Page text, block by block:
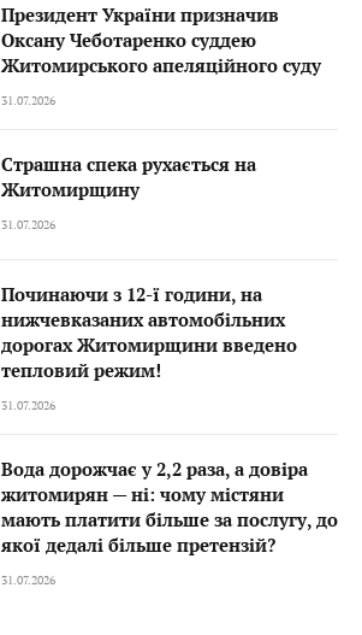
Президент України призначив
Оксану Чеботаренко суддею
Житомирського апеляційного суду
31.07.2026
Страшна спека рухається на
Житомирщину
31.07.2026
Починаючи з 12-ї години, на
нижчевказаних автомобільних
дорогах Житомирщини введено
тепловий режим!
31.07.2026
Вода дорожчає у 2,2 раза, а довіра
житомирян — ні: чому містяни
мають платити більше за послугу, до
якої дедалі більше претензій?
31.07.2026